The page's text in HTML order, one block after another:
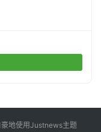
and are in an
地使用Justnews主题